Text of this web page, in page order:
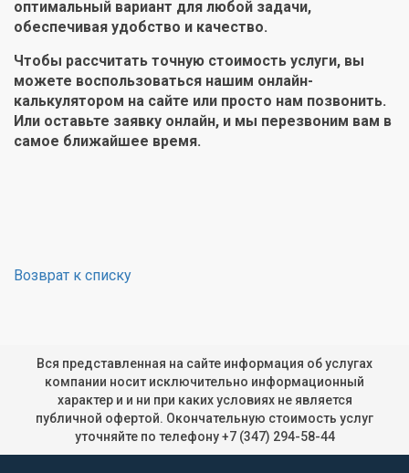
оптимальный вариант для любой задачи,
обеспечивая удобство и качество.
Чтобы рассчитать точную стоимость услуги, вы
можете воспользоваться нашим онлайн-
калькулятором на сайте или просто нам позвонить.
Или оставьте заявку онлайн, и мы перезвоним вам в
самое ближайшее время.
Возврат к списку
Вся представленная на сайте информация об услугах
компании носит исключительно информационный
характер и и ни при каких условиях не является
публичной офертой. Окончательную стоимость услуг
уточняйте по телефону+7 (347) 294-58-44